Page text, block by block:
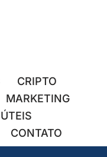
CRIPTO
MARKETING
CONTATO